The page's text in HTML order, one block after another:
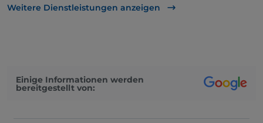
Visa
Weitere Dienstleistungen anzeigen
Einige Informationen werden
bereitgestellt von: